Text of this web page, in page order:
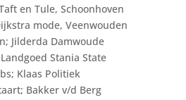
en Tule, Schoonhoven
mode, Veenwouden
Jilderda Damwoude
Stania State
Klaas Politiek
Bakker v/d Berg